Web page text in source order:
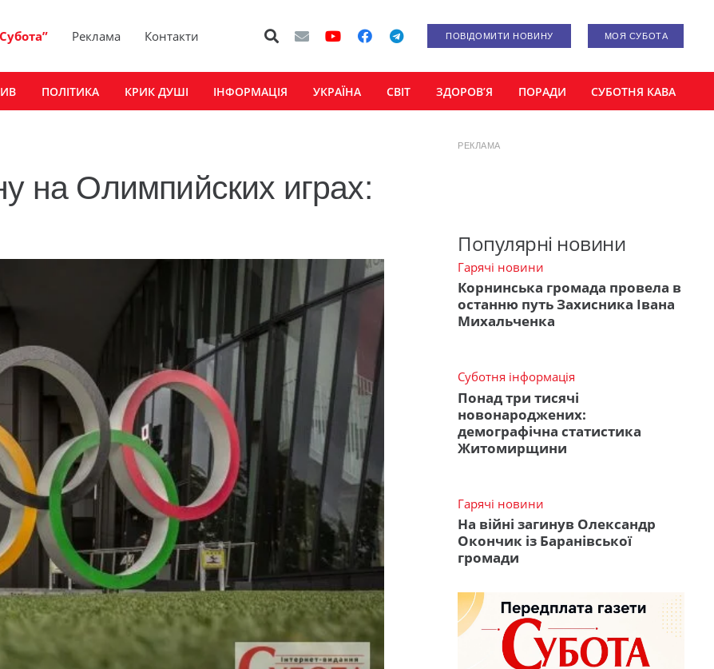
Реклама Контакти ПОВІДОМИТИ НОВИНУ МОЯ СУБОТА
ПОЛІТИКА КРИК ДУШІ ІНФОРМАЦІЯ УКРАЇНА СВІТ ЗДОРОВ’Я ПОРАДИ СУБОТНЯ КАВА
на Олимпийских играх:
РЕКЛАМА
Популярні новини
Гарячі новини
Корнинська громада провела в
останню путь Захисника Івана
Михальченка
Суботня інформація
Понад три тисячі
новонароджених:
демографічна статистика
Житомирщини
Гарячі новини
На війні загинув Олександр
Окончик із Баранівської
громади